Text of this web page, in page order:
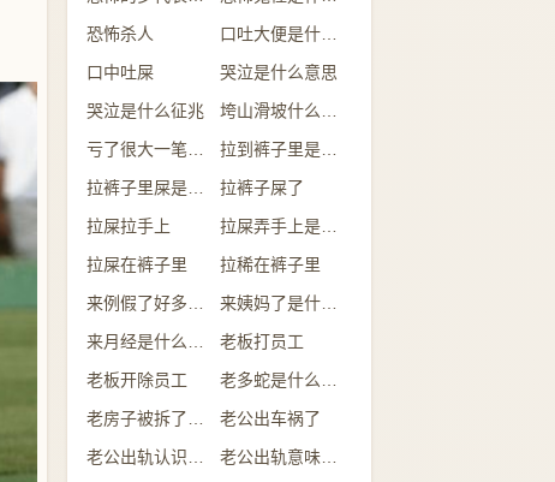
恐怖杀人
口吐大便是什么意思
口中吐屎
哭泣是什么意思
哭泣是什么征兆
拉到裤子里是什么情况
拉裤子屎了
拉屎拉手上
拉屎弄手上是什么意思
拉屎在裤子里
拉稀在裤子里
来姨妈了是什么意思
老板打员工
老板开除员工
老公出车祸了
老公出轨意味着什么